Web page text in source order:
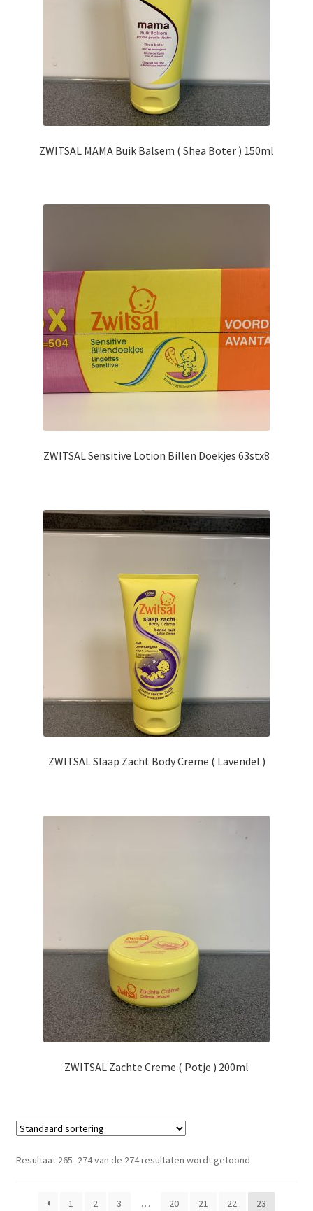
ZWITSAL MAMA Buik Balsem ( Shea Boter ) 150ml
ZWITSAL Sensitive Lotion Billen Doekjes 63stx8
ZWITSAL Slaap Zacht Body Creme ( Lavendel )
ZWITSAL Zachte Creme ( Potje ) 200ml
Resultaat 265–274 van de 274 resultaten wordt getoond
1 2 3 … 20 21 22 23